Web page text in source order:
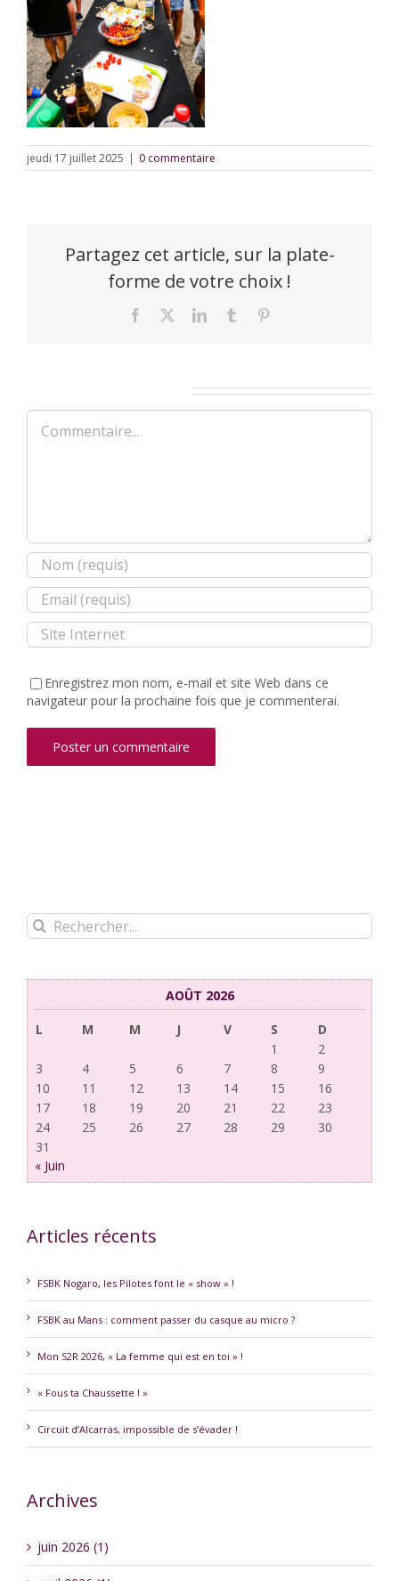
jeudi 17 juillet 2025 | 0 commentaire
Partagez cet article, sur la plate-
forme de votre choix !
Facebook LinkedInTumblr
Commentaire
Enregistrez mon nom, e-mail et site Web dans ce
navigateur pour la prochaine fois que je commenterai.
Rechercher:
AOÛT 2026
L
M M J V S
D
1
2
3
4 5 6 7 8
9
10
11 12 13 14 15
16
17
18 19 20 21 22
23
24
25 26 27 28 29
30
31
« Juin
Articles récents
FSBK Nogaro, les Pilotes font le « show » !
FSBK au Mans : comment passer du casque au micro ?
Mon S2R 2026, « La femme qui est en toi » !
« Fous ta Chaussette ! »
Circuit d’Alcarras, impossible de s’évader !
Archives
juin 2026 (1)